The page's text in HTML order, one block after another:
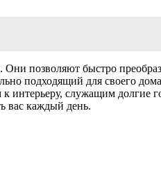
позволяют быстро
подходящий для своего
интерьеру, служащим долгие
вас каждый день.